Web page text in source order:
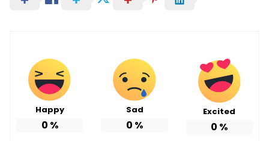
Happy
0 %
Sad
0 %
Excited
0 %